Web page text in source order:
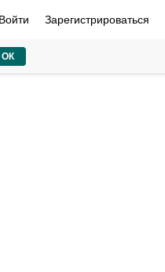
Зарегистрироваться
ОК